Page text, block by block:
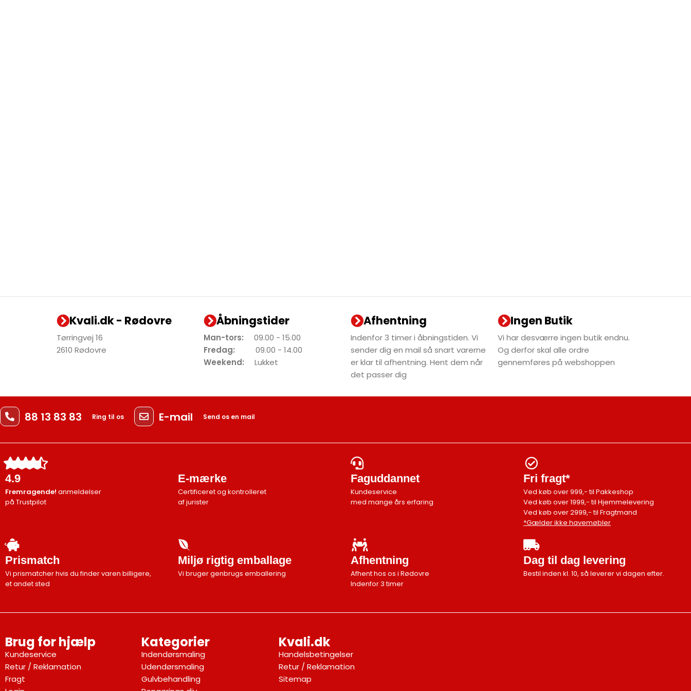
Kvali.dk - Rødovre
Tørringvej 16
2610 Rødovre
Åbningstider
Man-tors: 09.00 - 15.00
Fredag: 09.00 - 14.00
Weekend: Lukket
Afhentning
Indenfor 3 timer i åbningstiden. Vi
sender dig en mail så snart varerne
er klar til afhentning. Hent dem når
det passer dig
Ingen Butik
Vi har desværre ingen butik endnu.
Og derfor skal alle ordre
gennemføres på webshoppen
88 13 83 83 Ring til os E-mail Send os en mail
4.9
Fremragende! anmeldelser
på Trustpilot
E-mærke
Certificeret og kontrolleret
af jurister
Faguddannet
Kundeservice
med mange års erfaring
Fri fragt*
Ved køb over 999,- til Pakkeshop
Ved køb over 1999,- til Hjemmelevering
Ved køb over 2999,- til Fragtmand
*Gælder ikke havemøbler
Prismatch
Vi prismatcher hvis du finder varen billigere,
et andet sted
Miljø rigtig emballage
Vi bruger genbrugs emballering
Afhentning
Afhent hos os i Rødovre
Indenfor 3 timer
Dag til dag levering
Bestil inden kl. 10, så leverer vi dagen efter.
Brug for hjælp
Kundeservice
Retur / Reklamation
Fragt
Kategorier
Indendørsmaling
Udendørsmaling
Gulvbehandling
Kvali.dk
Handelsbetingelser
Retur / Reklamation
Sitemap